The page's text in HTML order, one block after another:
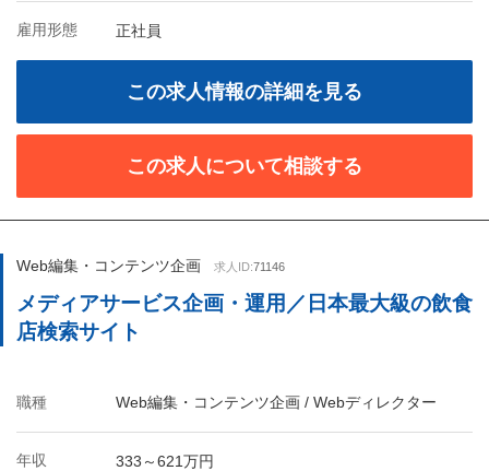
雇用形態 正社員
この求人情報の詳細を見る
この求人について相談する
Web編集・コンテンツ企画 求人ID:71146
メディアサービス企画・運用／日本最大級の飲食
店検索サイト
職種 Web編集・コンテンツ企画 / Webディレクター
年収 333～621万円